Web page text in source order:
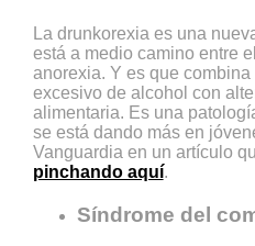
La drunkorexia es una
está a medio camino entre
anorexia. Y es que
excesivo de alcohol con
alimentaria. Es una
se está dando más en
Vanguardia en un artículo
pinchando aquí.
Síndrome del